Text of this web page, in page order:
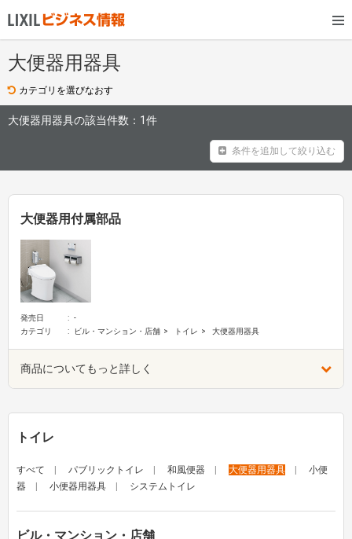
大便器用器具
カテゴリを選びなおす
大便器用器具の該当件数： 1件
条件を追加して絞り込む
大便器用付属部品
発売日
-
カテゴリ
ビル・マンション・店舗 トイレ 大便器用器具
商品についてもっと詳しく
トイレ
すべて パブリックトイレ 和風便器 大便器用器具
小便
器
小便器用器具 システムトイレ
ビル・マンション・店舗